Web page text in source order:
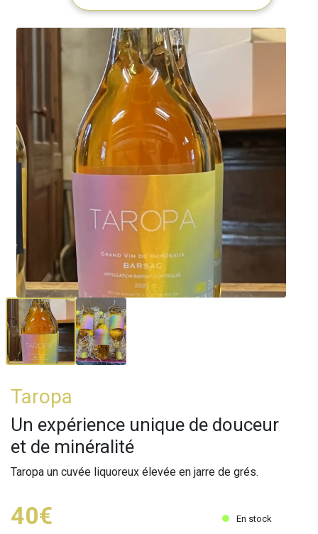
Taropa
Un expérience unique de douceur
et de minéralité
Taropa un cuvée liquoreux élevée en jarre de grés.
40€ En stock